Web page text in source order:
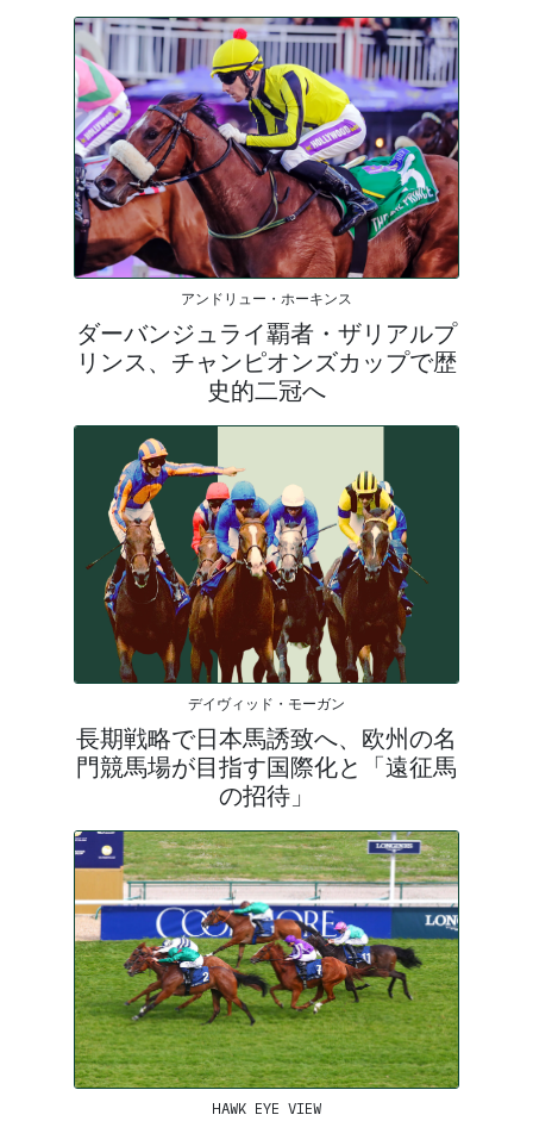
アンドリュー・ホーキンス
ダーバンジュライ覇者・ザリアルプ
リンス、チャンピオンズカップで歴
史的二冠へ
デイヴィッド・モーガン
長期戦略で日本馬誘致へ、欧州の名
門競馬場が目指す国際化と「遠征馬
の招待」
HAWK EYE VIEW